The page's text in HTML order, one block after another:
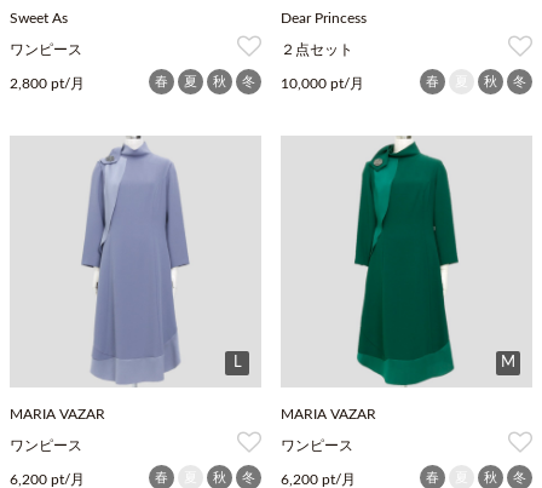
Sweet As
ワンピース
2,800 pt/月 春 夏 秋 冬
Dear Princess
２点セット
10,000 pt/月 春 秋 冬
L
MARIA VAZAR
ワンピース
6,200 pt/月 春 秋 冬
M
MARIA VAZAR
ワンピース
6,200 pt/月 春 秋 冬